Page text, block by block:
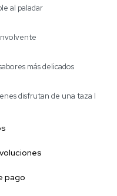
al paladar
más delicados
disfrutan de una taza l
pago